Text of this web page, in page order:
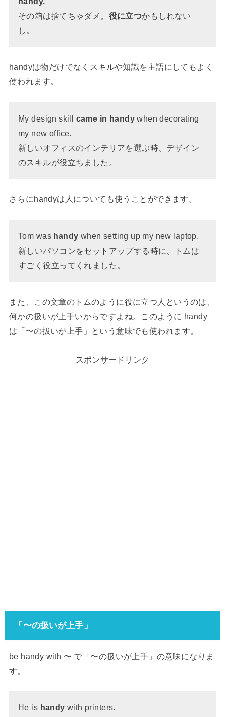
その箱は捨てちゃダメ。 役に立つかもしれない
し。
handyは物だけでなくスキルや知識を主語にしてもよく
使われます。
My design skill came in handywhen decorating
my new office.
新しいオフィスのインテリアを選ぶ時、デザイン
のスキルが役立ちました。
さらにhandyは人についても使うことができます。
Tom was handy when setting up my new laptop.
新しいパソコンをセットアップする時に、トムは
すごく役立ってくれました。
また、この文章のトムのように役に立つ人というのは、
何かの扱いが上手いからですよね。このように handy
は「〜の扱いが上手」という意味でも使われます。
スポンサードリンク
「〜の扱いが上手」
be handy with 〜 で「〜の扱いが上手」の意味になりま
す。
He is handy with printers.